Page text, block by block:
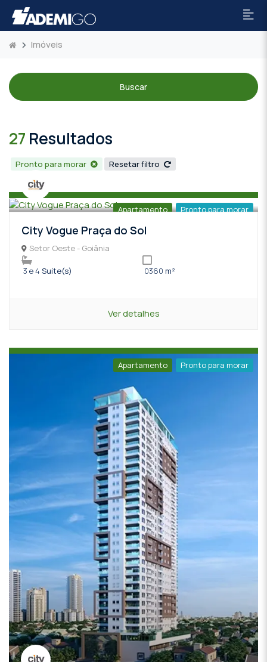
Imóveis
Buscar
27 Resultados
Pronto para morar Resetar filtro
Apartamento Pronto para morar
City Vogue Praça do Sol
Setor Oeste - Goiânia
3 e 4 Suíte(s) 0360 m²
Ver detalhes
Apartamento Pronto para morar